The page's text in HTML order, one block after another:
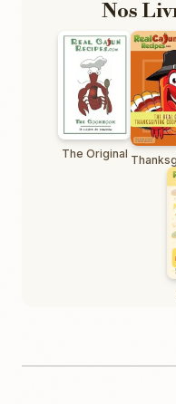
Nos
The Original